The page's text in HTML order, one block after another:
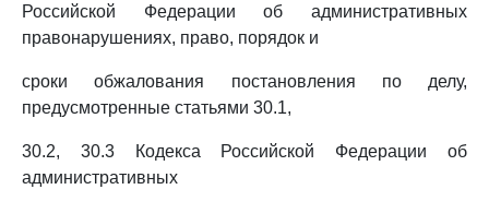
Российской Федерации об административных
правонарушениях, право, порядок и
сроки обжалования постановления по делу,
предусмотренные статьями 30.1,
30.2, 30.3 Кодекса Российской Федерации об
административных